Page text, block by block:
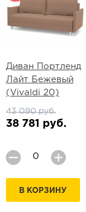
Диван Портленд
Лайт Бежевый
(Vivaldi 20)
43 090 руб.
38 781 руб.
В КОРЗИНУ